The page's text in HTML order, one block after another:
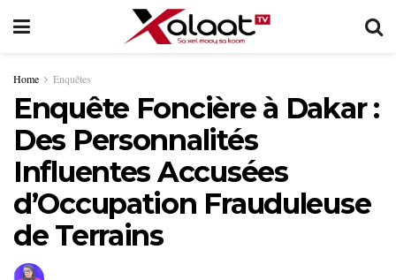
Home Enquêtes
Enquête Foncière à Dakar :
Des Personnalités
Influentes Accusées
d’Occupation Frauduleuse
de Terrains